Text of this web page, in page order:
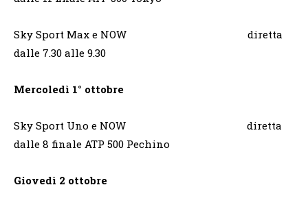
Sky Sport Max e NOW diretta
dalle 7.30 alle 9.30
Mercoledì 1° ottobre
Sky Sport Uno e NOW diretta
dalle 8 finale ATP 500 Pechino
Giovedì 2 ottobre